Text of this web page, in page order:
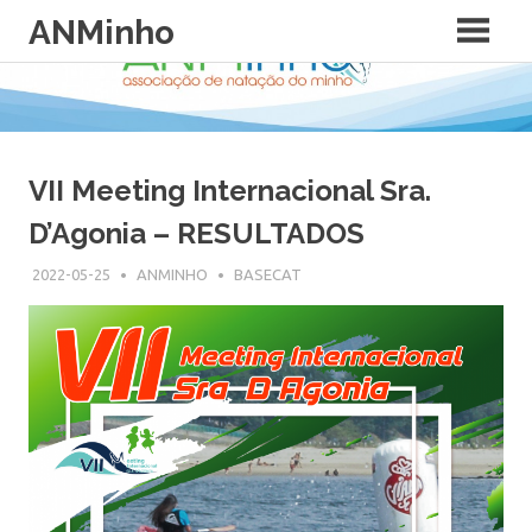
content
ANMinho
VII Meeting Internacional Sra.
D’Agonia – RESULTADOS
2022-05-25 ANMINHO BASECAT